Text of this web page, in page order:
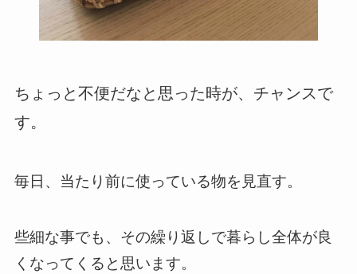
ちょっと不便だなと思った時が、チャンスで
す。
毎日、当たり前に使っている物を見直す。
些細な事でも、その繰り返しで暮らし全体が良
くなってくると思います。